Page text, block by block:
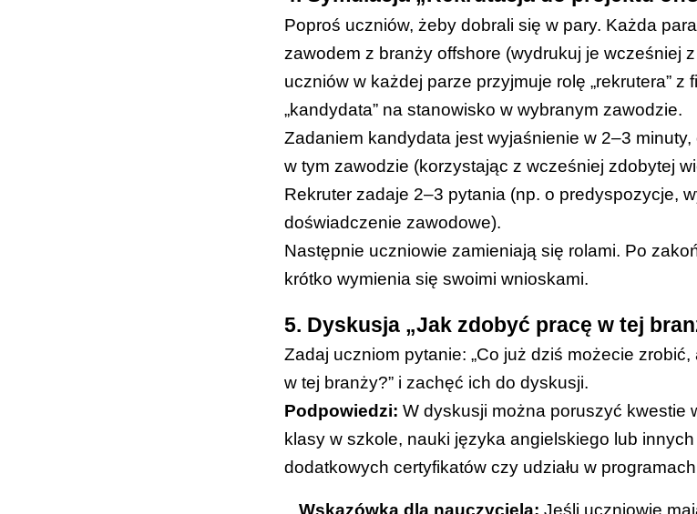
Poproś uczniów, żeby dobrali się w pary. Każda
zawodem z branży offshore (wydrukuj je wcześniej z
uczniów w każdej parze przyjmuje rolę „rekrutera” z
„kandydata” na stanowisko w wybranym zawodzie.
Zadaniem kandydata jest wyjaśnienie w 2–3
w tym zawodzie (korzystając z wcześniej zdobytej
Rekruter zadaje 2–3 pytania (np. o predyspozycje,
doświadczenie zawodowe).
Następnie uczniowie zamieniają się rolami. Po
krótko wymienia się swoimi wnioskami.
5. Dyskusja „Jak zdobyć pracę w tej
Zadaj uczniom pytanie: „Co już dziś możecie
w tej branży?” i zachęć ich do dyskusji.
Podpowiedzi: W dyskusji można poruszyć kwestie
klasy w szkole, nauki języka angielskiego lub
dodatkowych certyfikatów czy udziału w
Wskazówka dla nauczyciela: Jeśli uczniowie